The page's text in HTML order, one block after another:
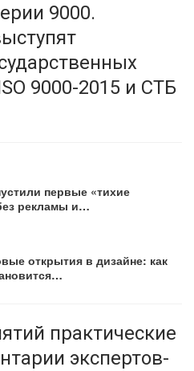
9000.
9000-2015 и СТБ
первые «тихие
рекламы и…
открытия в дизайне: как
практические
экспертов-